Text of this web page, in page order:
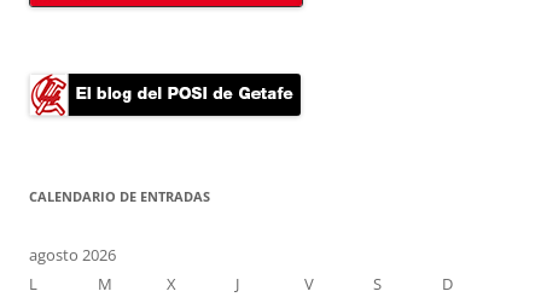
CALENDARIO DE ENTRADAS
agosto 2026
L
M X J V S
D